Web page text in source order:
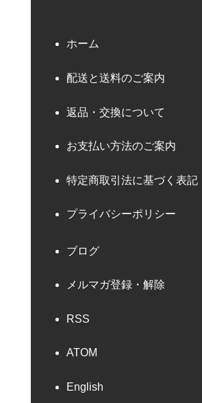
ホーム
配送と送料のご案内
返品・交換について
お支払い方法のご案内
特定商取引法に基づく表記
プライバシーポリシー
ブログ
メルマガ登録・解除
RSS
ATOM
English